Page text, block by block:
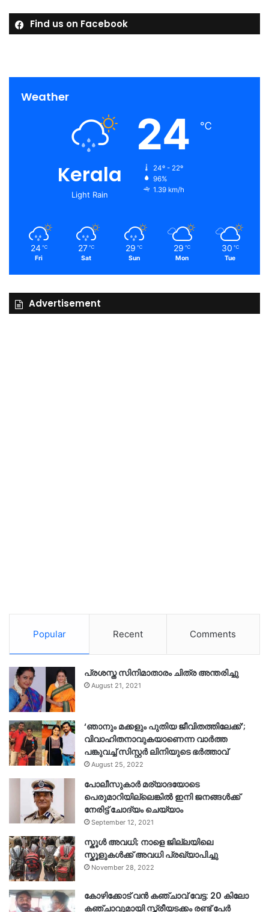
Find us on Facebook
Weather
Kerala
Light Rain
24 ℃
24º - 22º
96%
1.39 km/h
24 ℃
Fri
27 ℃
Sat
29 ℃
Sun
29 ℃
Mon
30 ℃
Tue
Advertisement
Popular Recent Comments
പ്രശസ്ത സിനിമാതാരം ചിത്ര അന്തരിച്ചു
August 21, 2021
‘ഞാനും മക്കളും പുതിയ ജീവിതത്തിലേക്ക്’;
വിവാഹിതനാവുകയാണെന്ന വാർത്ത
പങ്കുവച്ച് സിസ്റ്റർ ലിനിയുടെ ഭർത്താവ്
August 25, 2022
പോലീസുകാര്‍ മര്യാദയോടെ
പെരുമാറിയില്ലെങ്കില്‍ ഇനി ജനങ്ങള്‍ക്ക്
നേരിട്ട് ചോദ്യം ചെയ്യാം
September 12, 2021
സ്കൂൾ അവധി; നാളെ ജില്ലയിലെ
സ്കൂളുകൾക്ക് അവധി പ്രഖ്യാപിച്ചു
November 28, 2022
കോഴിക്കോട് വൻ കഞ്ചാവ് വേട്ട: 20 കിലോ
കഞ്ചാവുമായി സ്ത്രീയടക്കം രണ്ട് പേർ